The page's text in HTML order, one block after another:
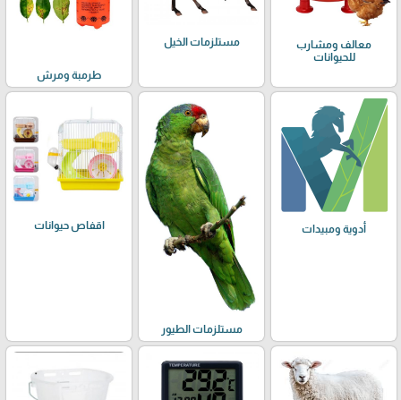
معالف ومشارب
للحيوانات
مستلزمات الخيل
طرمبة ومرش
أدوية ومبيدات
مستلزمات الطيور
اقفاص حيوانات